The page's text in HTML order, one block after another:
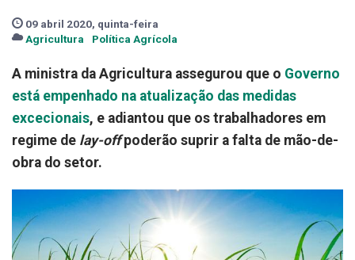
09 abril 2020, quinta-feira
Agricultura
Política Agrícola
A ministra da Agricultura assegurou que o Governo
está empenhado na atualização das medidas
excecionais, e adiantou que os trabalhadores em
regime de lay-offpoderão suprir a falta de mão-de-
obra do setor.